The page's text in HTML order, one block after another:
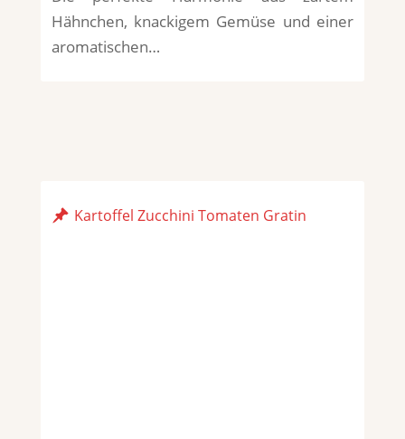
Hähnchen, knackigem Gemüse und einer
aromatischen…
Kartoffel Zucchini Tomaten Gratin